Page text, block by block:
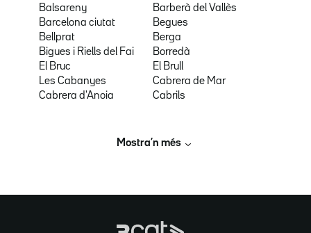
Balsareny
Barberà del Vallès
Barcelona ciutat
Begues
Bellprat
Berga
Bigues i Riells del Fai
Borredà
El Bruc
El Brull
Les Cabanyes
Cabrera de Mar
Cabrera d'Anoia
Cabrils
Mostra’n més